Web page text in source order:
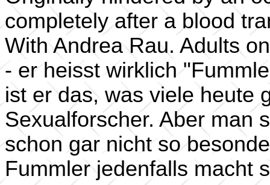
completely after a blood
With Andrea Rau. Adults
- er heisst wirklich
ist er das, was viele heute
Sexualforscher. Aber man
schon gar nicht so
Fummler jedenfalls macht